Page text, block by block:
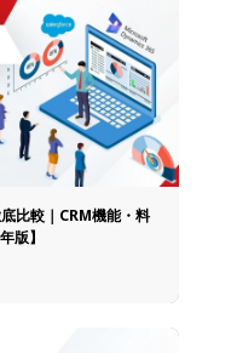
較｜CRM機能・料
版】